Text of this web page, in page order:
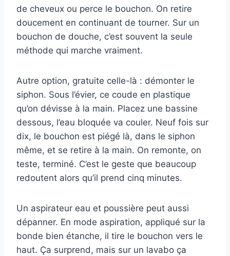
de cheveux ou perce le bouchon. On retire
doucement en continuant de tourner. Sur un
bouchon de douche, c’est souvent la seule
méthode qui marche vraiment.
Autre option, gratuite celle-là : démonter le
siphon. Sous l’évier, ce coude en plastique
qu’on dévisse à la main. Placez une bassine
dessous, l’eau bloquée va couler. Neuf fois sur
dix, le bouchon est piégé là, dans le siphon
même, et se retire à la main. On remonte, on
teste, terminé. C’est le geste que beaucoup
redoutent alors qu’il prend cinq minutes.
Un aspirateur eau et poussière peut aussi
dépanner. En mode aspiration, appliqué sur la
bonde bien étanche, il tire le bouchon vers le
haut. Ça surprend, mais sur un lavabo ça